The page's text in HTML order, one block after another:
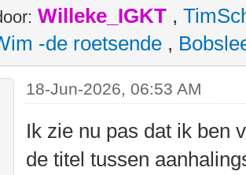
Willeke_IGKT ,
-de roetsende ,
18-Jun-2026, 06:53 AM
Ik zie nu pas dat ik ben
de titel tussen